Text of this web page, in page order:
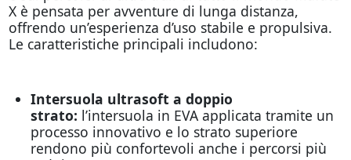
X è pensata per avventure di lunga distanza,
offrendo un’esperienza d’uso stabile e propulsiva.
Le caratteristiche principali includono:
Intersuola ultrasoft a doppio
strato: l’intersuola in EVA applicata tramite un
processo innovativo e lo strato superiore
rendono più confortevoli anche i percorsi più